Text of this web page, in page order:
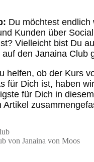
Du möchtest endlich
Kunden über
Vielleicht bist Du
den Janaina Club
helfen, ob der Kurs
für Dich ist, haben
für Dich in
Artikel
von Janaina von Moos